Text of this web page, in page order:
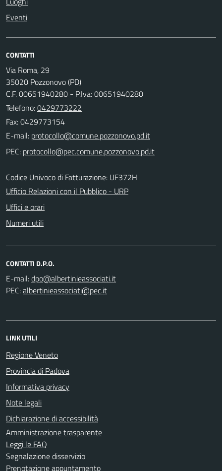
Eventi
CONTATTI
Via Roma, 29
35020 Pozzonovo (PD)
C.F. 00651940280 - P.Iva: 00651940280
Telefono:0429773222
Fax: 0429773154
E-mail:
PEC:
Codice Univoco di Fatturazione: UF372H
Ufficio Relazioni con il Pubblico - URP
Uffici e orari
Numeri utili
CONTATTI D.P.O.
E-mail:
PEC:
LINK UTILI
Regione Veneto
Provincia di Padova
Informativa privacy
Note legali
Dichiarazione di accessibilità
Amministrazione trasparente
Leggi le FAQ
Segnalazione disservizio
Prenotazione appuntamento